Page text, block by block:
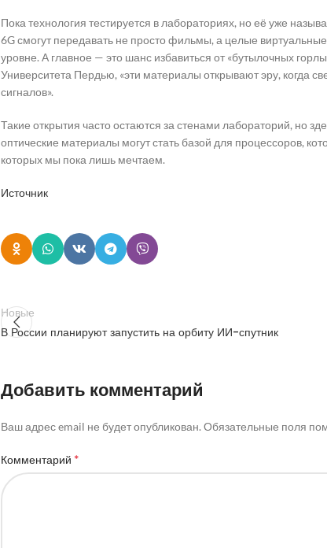
Пока технология тестируется в лабораториях, но её уже
6G смогут передавать не просто фильмы, а целые
уровне. А главное — это шанс избавиться от «бутылочных
Университета Пердью, «эти материалы открывают эру, когда
сигналов».
Такие открытия часто остаются за стенами лабораторий, но
оптические материалы могут стать базой для процессоров,
которых мы пока лишь мечтаем.
Источник
Новые
В России планируют запустить на орбиту ИИ-спутник
Добавить комментарий
Ваш адрес email не будет опубликован. Обязательные поля
Комментарий *